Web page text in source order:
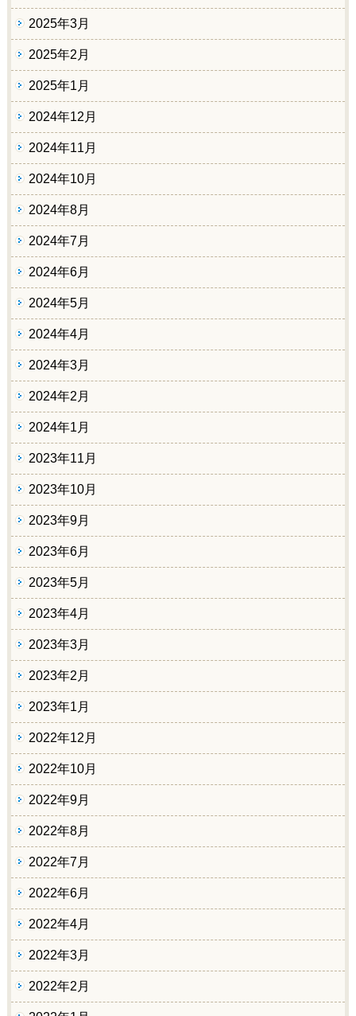
2025年3月
2025年2月
2025年1月
2024年12月
2024年11月
2024年10月
2024年8月
2024年7月
2024年6月
2024年5月
2024年4月
2024年3月
2024年2月
2024年1月
2023年11月
2023年10月
2023年9月
2023年6月
2023年5月
2023年4月
2023年3月
2023年2月
2023年1月
2022年12月
2022年10月
2022年9月
2022年8月
2022年7月
2022年6月
2022年4月
2022年3月
2022年2月